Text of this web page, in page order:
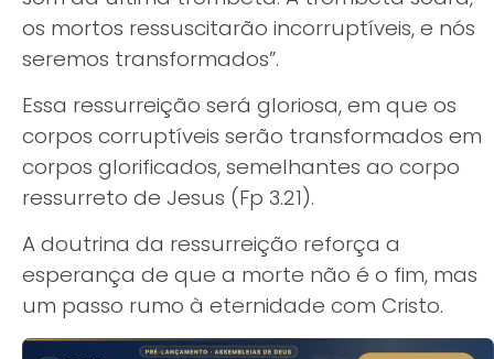
os mortos ressuscitarão incorruptíveis, e nós
seremos transformados”.
Essa ressurreição será gloriosa, em que os
corpos corruptíveis serão transformados em
corpos glorificados, semelhantes ao corpo
ressurreto de Jesus (Fp 3.21).
A doutrina da ressurreição reforça a
esperança de que a morte não é o fim, mas
um passo rumo à eternidade com Cristo.